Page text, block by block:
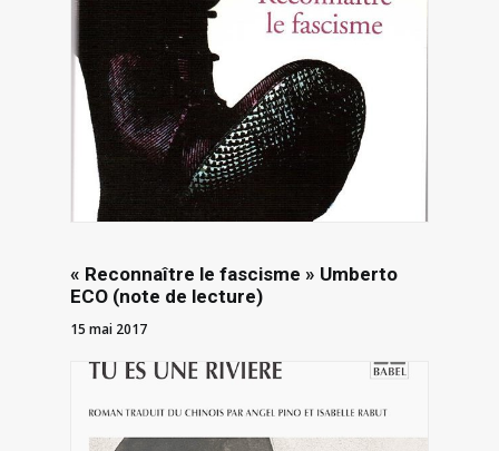
« Reconnaître le fascisme » Umberto
ECO (note de lecture)
15 mai 2017